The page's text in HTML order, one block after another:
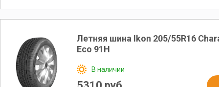
Летняя шина Ikon 205/55R16
Eco 91H
В наличии